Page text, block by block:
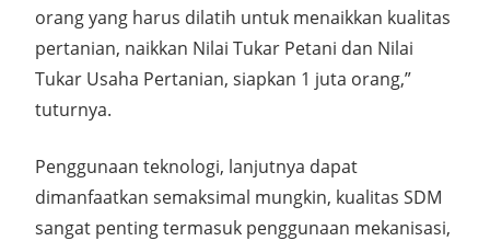
orang yang harus dilatih untuk menaikkan kualitas
pertanian, naikkan Nilai Tukar Petani dan Nilai
Tukar Usaha Pertanian, siapkan 1 juta orang,”
tuturnya.
Penggunaan teknologi, lanjutnya dapat
dimanfaatkan semaksimal mungkin, kualitas SDM
sangat penting termasuk penggunaan mekanisasi,